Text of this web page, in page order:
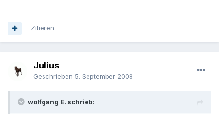
Zitieren
Julius
Geschrieben 5. September 2008
wolfgang E. schrieb: